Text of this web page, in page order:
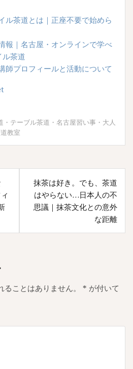
ル茶道とは｜正座不要で始めら
報｜名古屋・オンラインで学べ
ル茶道
師プロフィールと活動について
・ テーブル茶道 ・ 名古屋習い事 ・ 大人
教室
抹茶は好き。でも、茶道
はやらない…日本人の不
思議｜抹茶文化との意外
な距離
ことはありません。 * が付いて